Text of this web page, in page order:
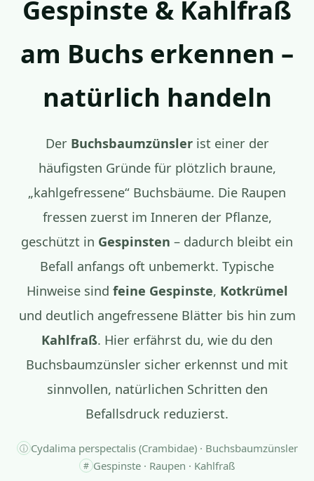
Gespinste & Kahlfraß
am Buchs erkennen –
natürlich handeln
Der Buchsbaumzünslerist einer der
häufigsten Gründe für plötzlich braune,
„kahlgefressene“ Buchsbäume. Die Raupen
fressen zuerst im Inneren der Pflanze,
geschützt in Gespinsten – dadurch bleibt ein
Befall anfangs oft unbemerkt. Typische
Hinweise sind feine Gespinste, Kotkrümel
und deutlich angefressene Blätter bis hin zum
Kahlfraß. Hier erfährst du, wie du den
Buchsbaumzünsler sicher erkennst und mit
sinnvollen, natürlichen Schritten den
Befallsdruck reduzierst.
ⓘ Cydalima perspectalis (Crambidae) · Buchsbaumzünsler
# Gespinste · Raupen · Kahlfraß